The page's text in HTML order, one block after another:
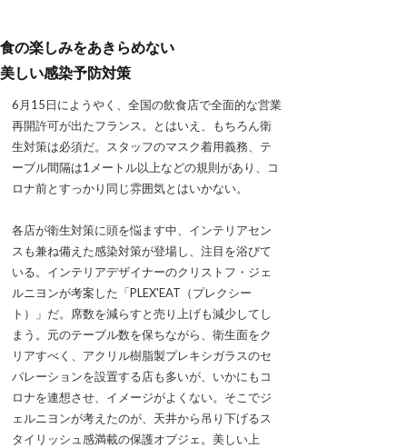
食の楽しみをあきらめない
美しい感染予防対策
6月15日にようやく、全国の飲食店で全面的な営業
再開許可が出たフランス。とはいえ、もちろん衛
生対策は必須だ。スタッフのマスク着用義務、テ
ーブル間隔は1メートル以上などの規則があり、コ
ロナ前とすっかり同じ雰囲気とはいかない。
各店が衛生対策に頭を悩ます中、インテリアセン
スも兼ね備えた感染対策が登場し、注目を浴びて
いる。インテリアデザイナーのクリストフ・ジェ
ルニヨンが考案した「PLEX'EAT（プレクシー
ト）」だ。席数を減らすと売り上げも減少してし
まう。元のテーブル数を保ちながら、衛生面をク
リアすべく、アクリル樹脂製プレキシガラスのセ
パレーションを設置する店も多いが、いかにもコ
ロナを連想させ、イメージがよくない。そこでジ
ェルニヨンが考えたのが、天井から吊り下げるス
タイリッシュ感満載の保護オブジェ。美しい上